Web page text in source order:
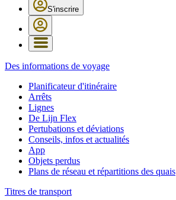
S'inscrire
Des informations de voyage
Planificateur d'itinéraire
Arrêts
Lignes
De Lijn Flex
Pertubations et déviations
Conseils, infos et actualités
App
Objets perdus
Plans de réseau et répartitions des quais
Titres de transport